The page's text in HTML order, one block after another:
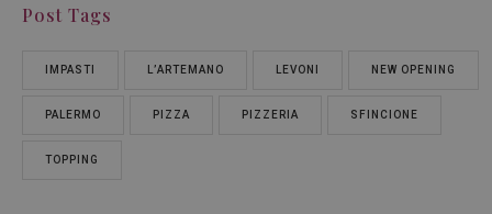
Post Tags
IMPASTI L’ARTEMANO LEVONI NEW OPENING
PALERMO PIZZA PIZZERIA SFINCIONE
TOPPING